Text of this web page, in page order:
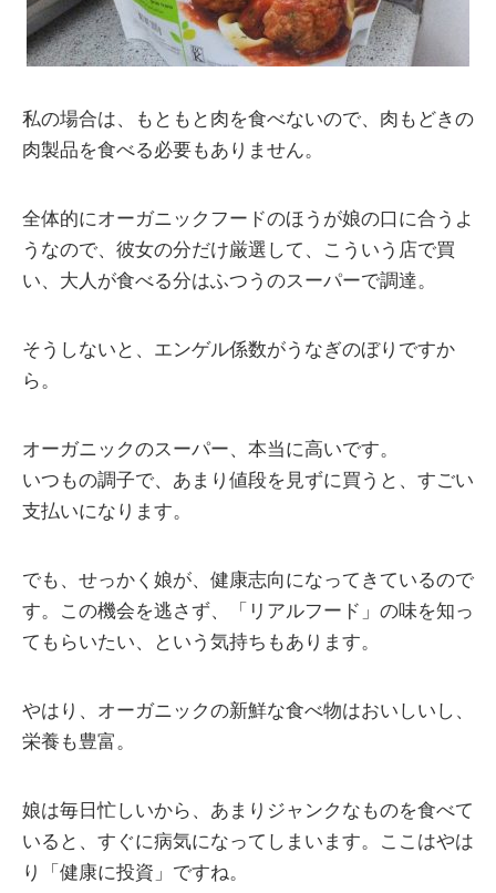
私の場合は、もともと肉を食べないので、肉もどきの
肉製品を食べる必要もありません。
全体的にオーガニックフードのほうが娘の口に合うよ
うなので、彼女の分だけ厳選して、こういう店で買
い、大人が食べる分はふつうのスーパーで調達。
そうしないと、エンゲル係数がうなぎのぼりですか
ら。
オーガニックのスーパー、本当に高いです。
いつもの調子で、あまり値段を見ずに買うと、すごい
支払いになります。
でも、せっかく娘が、健康志向になってきているので
す。この機会を逃さず、「リアルフード」の味を知っ
てもらいたい、という気持ちもあります。
やはり、オーガニックの新鮮な食べ物はおいしいし、
栄養も豊富。
娘は毎日忙しいから、あまりジャンクなものを食べて
いると、すぐに病気になってしまいます。ここはやは
り「健康に投資」ですね。